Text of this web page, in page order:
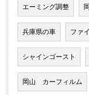
エーミング調整
兵庫県の車 ファ
シャインゴースト
岡山 カーフィルム